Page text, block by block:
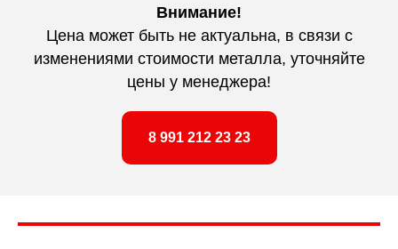
Внимание!
Цена может быть не актуальна, в связи с
изменениями стоимости металла, уточняйте
цены у менеджера!
8 991 212 23 23